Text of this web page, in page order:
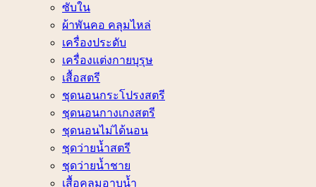
ซับใน
ผ้าพันคอ คลุมไหล่
เครื่องประดับ
เครื่องแต่งกายบุรุษ
เสื้อสตรี
ชุดนอนกระโปรงสตรี
ชุดนอนกางเกงสตรี
ชุดนอนไม่ได้นอน
ชุดว่ายน้ำสตรี
ชุดว่ายน้ำชาย
เสื้อคลุมอาบน้ำ